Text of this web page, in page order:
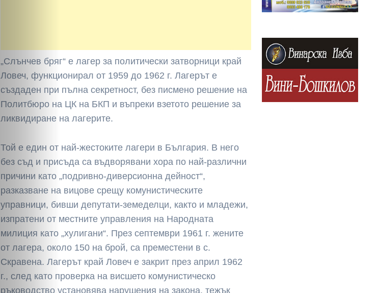
НАЧАЛО
Политика
Разследване
Спорт
„Слънчев бряг“ е лагер за политически затворници край
Ловеч, функционирал от 1959 до 1962 г. Лагерът е
създаден при пълна секретност, без писмено решение на
Политбюро на ЦК на БКП и въпреки взетото решение за
ликвидиране на лагерите.
Той е един от най-жестоките лагери в България. В него
без съд и присъда са въдворявани хора по най-различни
причини като „подривно-диверсионна дейност“,
разказване на вицове срещу комунистическите
управници, бивши депутати-земеделци, както и младежи,
изпратени от местните управления на Народната
милиция като „хулигани“. През септември 1961 г. жените
от лагера, около 150 на брой, са преместени в с.
Скравена. Лагерът край Ловеч е закрит през април 1962
г., след като проверка на висшето комунистическо
ръководство установява нарушения на закона, тежък